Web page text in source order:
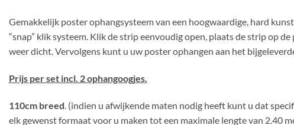
Gemakkelijk poster ophangsysteem van een hoogwaardige, hard
“snap” klik systeem. Klik de strip eenvoudig open, plaats de strip op
weer dicht. Vervolgens kunt u uw poster ophangen aan het
Prijs per set incl. 2 ophangoogjes.
110cm breed. (indien u afwijkende maten nodig heeft kunt u dat
elk gewenst formaat voor u maken tot een maximale lengte van 2.40